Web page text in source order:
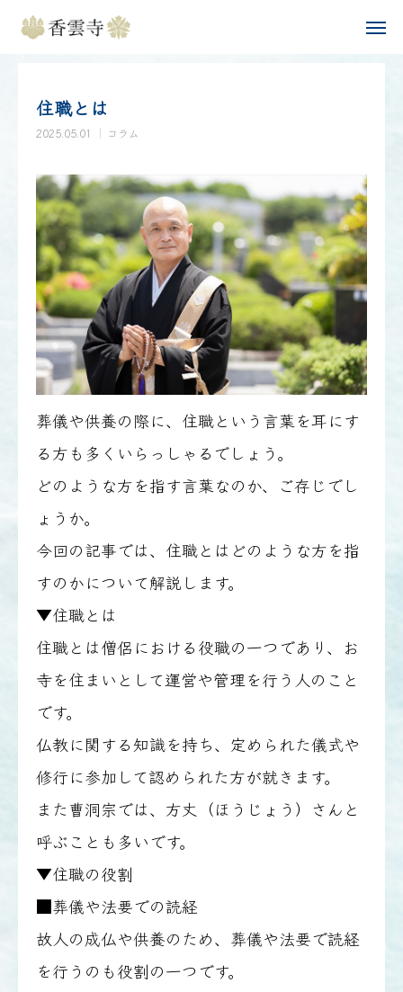
お知らせ コラム
住職とは
2025.05.01 コラム
葬儀や供養の際に、住職という言葉を耳にす
る方も多くいらっしゃるでしょう。
どのような方を指す言葉なのか、ご存じでし
ょうか。
今回の記事では、住職とはどのような方を指
すのかについて解説します。
▼住職とは
住職とは僧侶における役職の一つであり、お
寺を住まいとして運営や管理を行う人のこと
です。
仏教に関する知識を持ち、定められた儀式や
修行に参加して認められた方が就きます。
また曹洞宗では、方丈（ほうじょう）さんと
呼ぶことも多いです。
▼住職の役割
■葬儀や法要での読経
故人の成仏や供養のため、葬儀や法要で読経
を行うのも役割の一つです。
香雲寺について
年間行事
お知らせ
問い合わせ・アクセス
コラム